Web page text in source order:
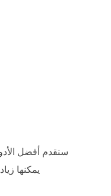
سنقدم أفضل
يمكنها